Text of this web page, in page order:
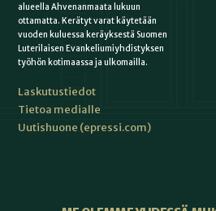
alueella Ahvenanmaata lukuun
ottamatta. Kerätyt varat käytetään
vuoden kuluessa keräyksestä Suomen
Luterilaisen Evankeliumiyhdistyksen
työhön kotimaassa ja ulkomailla.
Laskutustiedot
Tietoa medialle
Uutishuone (epressi.com)